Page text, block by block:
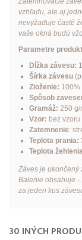
vzhľadu, ale aj
nevyžaduje časté
vaše okná budú
Parametre
Dĺžka závesu:
Šírka závesu
Zloženie: 100%
Spôsob
Gramáž: 250 g/
Vzor: bez vzoru
Zatemnenie:
Teplota prania:
Teplota
Záves je ukončený
Balenie obsahuje -
za jeden kus
30 INÝCH